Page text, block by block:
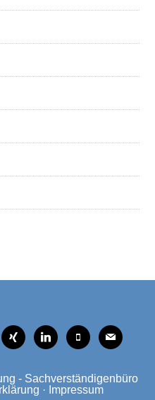
xing linkedinmobilemail
- Sachverständigenbüro
· Impressum